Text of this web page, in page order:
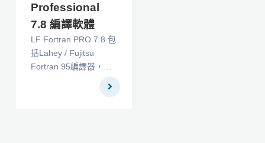
Professional
7.8 編譯軟體
LF Fortran PRO 7.8 包
括Lahey / Fujitsu
Fortran 95編譯器，
32/64位Lahey / GNU